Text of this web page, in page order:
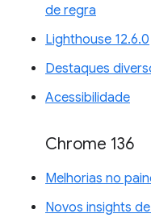
de regra
Lighthouse 12.6.0
Destaques
Acessibilidade
Chrome 136
Melhorias no
Novos insights